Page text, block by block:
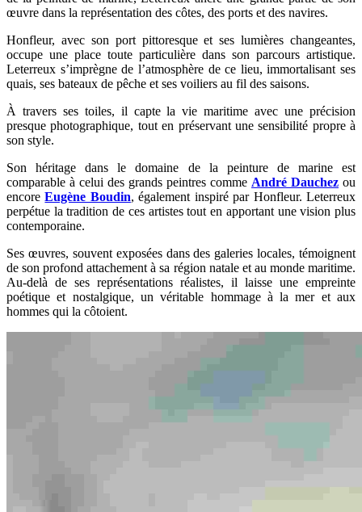
œuvre dans la représentation des côtes, des ports et des navires.
Honfleur, avec son port pittoresque et ses lumières changeantes,
occupe une place toute particulière dans son parcours artistique.
Leterreux s’imprègne de l’atmosphère de ce lieu, immortalisant ses
quais, ses bateaux de pêche et ses voiliers au fil des saisons.
À travers ses toiles, il capte la vie maritime avec une précision
presque photographique, tout en préservant une sensibilité propre à
son style.
Son héritage dans le domaine de la peinture de marine est
comparable à celui des grands peintres comme André Dauchez ou
encoreEugène Boudin, également inspiré par Honfleur. Leterreux
perpétue la tradition de ces artistes tout en apportant une vision plus
contemporaine.
Ses œuvres, souvent exposées dans des galeries locales, témoignent
de son profond attachement à sa région natale et au monde maritime.
Au-delà de ses représentations réalistes, il laisse une empreinte
poétique et nostalgique, un véritable hommage à la mer et aux
hommes qui la côtoient.